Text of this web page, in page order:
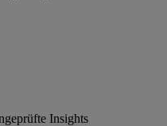
Insights